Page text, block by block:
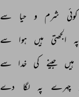
کوئی شرم و حیا
سے
پہ الجھتی ہیں ہوا
سے
ہیں جینے کی خدا سے
چہرے پہ لگا
دے